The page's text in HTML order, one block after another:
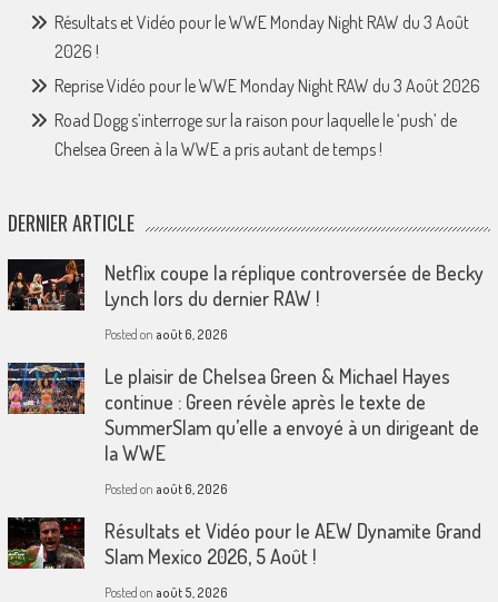
Résultats et Vidéo pour le WWE Monday Night RAW du 3 Août
2026 !
Reprise Vidéo pour le WWE Monday Night RAW du 3 Août 2026
Road Dogg s’interroge sur la raison pour laquelle le ‘push’ de
Chelsea Green à la WWE a pris autant de temps !
DERNIER ARTICLE
Netflix coupe la réplique controversée de Becky
Lynch lors du dernier RAW !
Posted on août 6, 2026
Le plaisir de Chelsea Green & Michael Hayes
continue : Green révèle après le texte de
SummerSlam qu’elle a envoyé à un dirigeant de
la WWE
Posted on août 6, 2026
Résultats et Vidéo pour le AEW Dynamite Grand
Slam Mexico 2026, 5 Août !
Posted on août 5, 2026